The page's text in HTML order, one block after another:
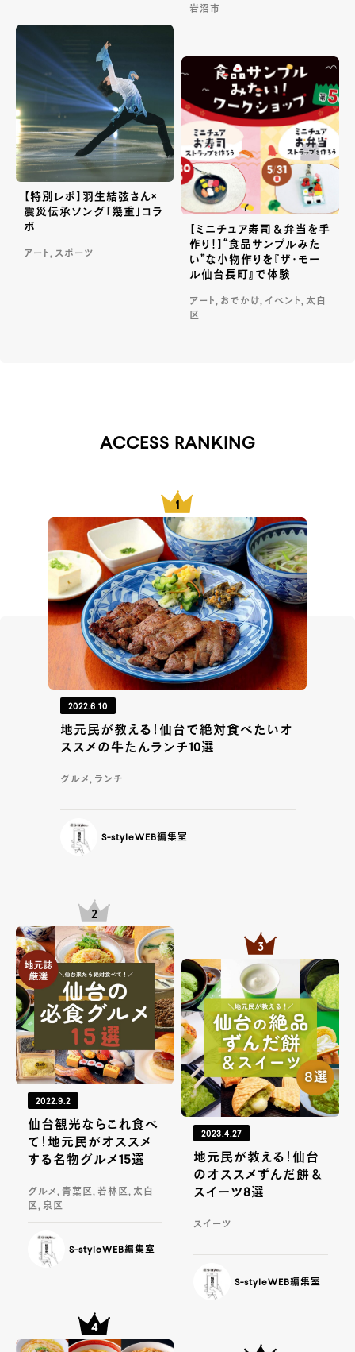
岩沼市
【特別レポ】羽生結弦さん×
震災伝承ソング「幾重」コラ
ボ
アート, スポーツ
【ミニチュア寿司＆弁当を手
作り！】“食品サンプルみた
い”な小物作りを『ザ・モー
ル仙台長町』で体験
アート, おでかけ, イベント, 太白
区
ACCESS RANKING
2022.6.10
地元民が教える！仙台で絶対食べたいオ
ススメの牛たんランチ10選
グルメ, ランチ
S-styleWEB編集室
2022.9.2
仙台観光ならこれ食べ
て！地元民がオススメ
する名物グルメ15選
グルメ, 青葉区, 若林区, 太白
区, 泉区
S-styleWEB編集室
2023.4.27
地元民が教える！仙台
のオススメずんだ餅＆
スイーツ8選
スイーツ
S-styleWEB編集室